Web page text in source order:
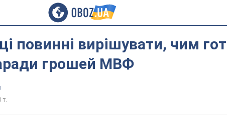
повинні вирішувати, чим
грошей МВФ
т.